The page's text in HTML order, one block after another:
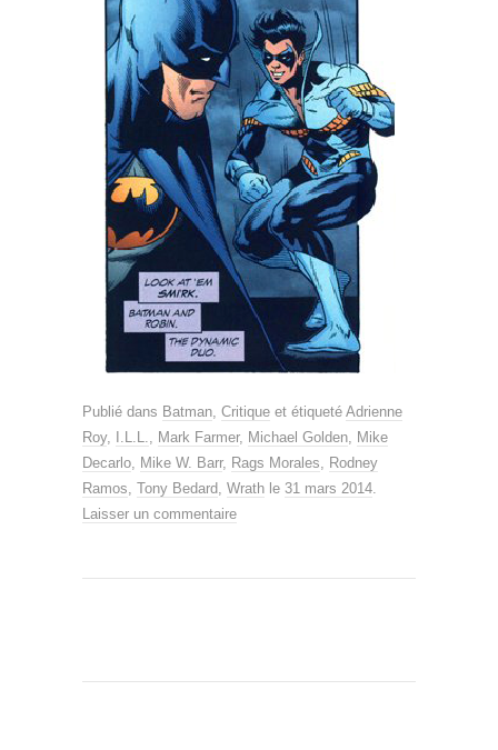
Publié dans Batman, Critique et étiqueté Adrienne
Roy, I.L.L., Mark Farmer, Michael Golden, Mike
Decarlo, Mike W. Barr, Rags Morales, Rodney
Ramos, Tony Bedard, Wrath le 31 mars 2014.
Laisser un commentaire